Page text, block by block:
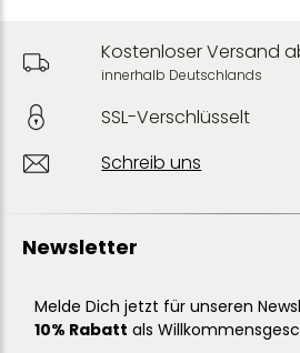
Kostenloser Versand
innerhalb Deutschlands
SSL-Verschlüsselt
Schreib uns
Newsletter
Melde Dich jetzt für unseren
10% Rabatt als